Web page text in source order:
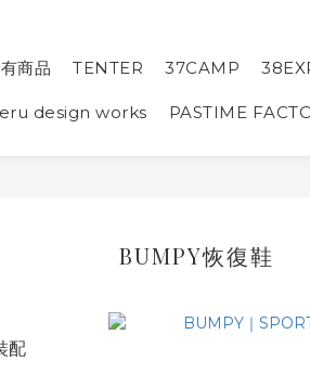
商品 TENTER 37CAMP
design works PASTIME
配
BUMPY恢復鞋